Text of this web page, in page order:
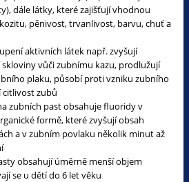
dále látky, které zajišťují vhodnou
pěnivost, trvanlivost, barvu, chuť a
aktivních látek např. zvyšují
vůči zubnímu kazu, prodlužují
plaku, působí proti vzniku zubního
citlivost zubů
zubních past obsahuje fluoridy v
formě, které zvyšují obsah
a v zubním povlaku několik minut až
obsahují úměrně menší objem
se u dětí do 6 let věku